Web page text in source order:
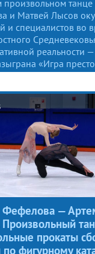
произвольном
и Матвей Лысов
и специалистов во
реальности
«Игра
—
прокаты
по фигурному